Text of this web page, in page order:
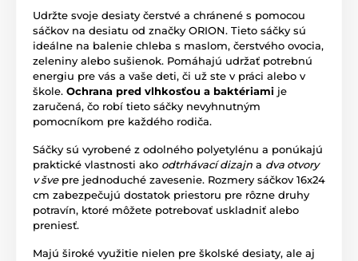
Udržte svoje desiaty čerstvé a chránené s pomocou
sáčkov na desiatu od značky ORION. Tieto sáčky sú
ideálne na balenie chleba s maslom, čerstvého ovocia,
zeleniny alebo sušienok. Pomáhajú udržať potrebnú
energiu pre vás a vaše deti, či už ste v práci alebo v
škole. Ochrana pred vlhkosťou a baktériami je
zaručená, čo robí tieto sáčky nevyhnutným
pomocníkom pre každého rodiča.
Sáčky sú vyrobené z odolného polyetylénu a ponúkajú
praktické vlastnosti ako odtrhávací dizajn a dva otvory
v švepre jednoduché zavesenie. Rozmery sáčkov 16x24
cm zabezpečujú dostatok priestoru pre rôzne druhy
potravín, ktoré môžete potrebovať uskladniť alebo
preniesť.
Majú široké využitie nielen pre školské desiaty, ale aj